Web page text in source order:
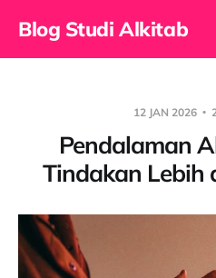
Blog Studi Alkitab
12 JAN 2026
Pendalaman
Tindakan Lebih